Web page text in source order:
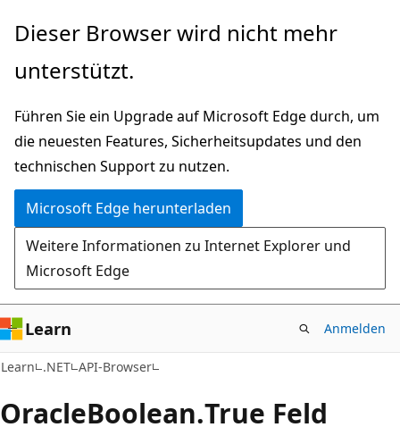
Zu
wechseln
Zur
springen
Dieser Browser wird nicht mehr
unterstützt.
Führen Sie ein Upgrade auf Microsoft Edge durch, um
die neuesten Features, Sicherheitsupdates und den
technischen Support zu nutzen.
Microsoft Edge herunterladen
Weitere Informationen zu Internet Explorer und
Microsoft Edge
Learn Anmelden
Learn .NET API-Browser
OracleBoolean.True Feld